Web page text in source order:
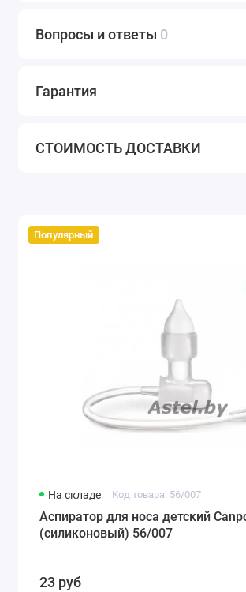
Вопросы и ответы 0
Гарантия
СТОИМОСТЬ ДОСТАВКИ
Популярный
На складе Код товара: 56/007
Аспиратор для носа детский
(силиконовый) 56/007
23 руб